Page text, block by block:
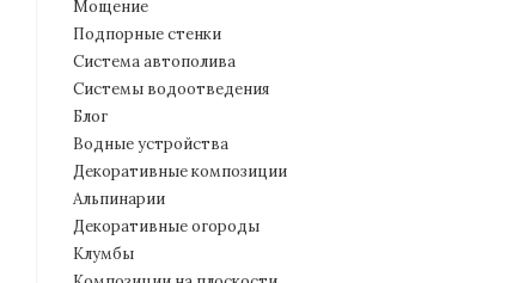
Мощение
Подпорные стенки
Система автополива
Системы водоотведения
Блог
Водные устройства
Декоративные композиции
Альпинарии
Декоративные огороды
Клумбы